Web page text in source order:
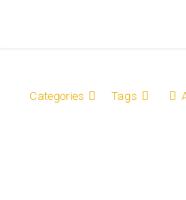
Categories Tags